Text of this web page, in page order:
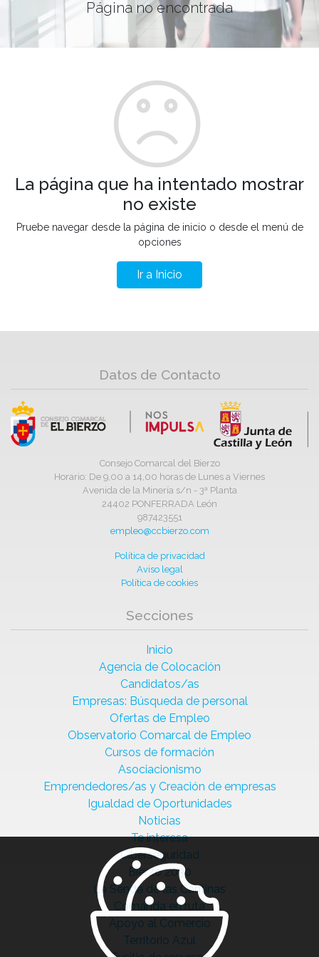
Página no encontrada
La página que ha intentado mostrar
no existe
Pruebe navegar desde la página de inicio o desde el menú de
opciones
Ir a Inicio
Datos de Contacto
Consejo Comarcal del Bierzo
Horario: De 9,00 a 14,00 horas de Lunes a Viernes
Avenida de la Minería s/n - 3ª Planta
24402 PONFERRADA León
987423551
empleo@ccbierzo.com
Política de privacidad
Aviso legal
Política de cookies
Secciones
Inicio
Agencia de Colocación
Candidatos/as
Empresas: Búsqueda de personal
Ofertas de Empleo
Observatorio Comarcal de Empleo
Cursos de formación
Asociacionismo
Emprendedores/as y Creación de empresas
Igualdad de Oportunidades
Noticias
Te interesa
Ciberseguridad
Bierzo 2030
La Senda de las Cantinas
Comanda en ruta
Apoyo al Comercio
Territorio Azul